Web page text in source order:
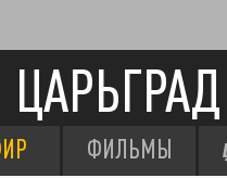
ЦАРЬГРАД
ФИЛЬМЫ